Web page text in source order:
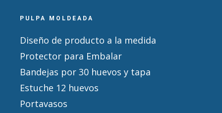
PULPA MOLDEADA
Diseño de producto a la medida
Protector para Embalar
Bandejas por 30 huevos y tapa
Estuche 12 huevos
Portavasos